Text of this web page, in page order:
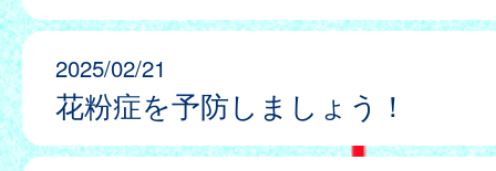
2025/02/21
花粉症を予防しましょう！